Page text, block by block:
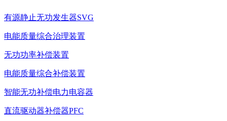
有源静止无功发生器SVG
电能质量综合治理装置
无功功率补偿装置
电能质量综合补偿装置
智能无功补偿电力电容器
直流驱动器补偿器PFC